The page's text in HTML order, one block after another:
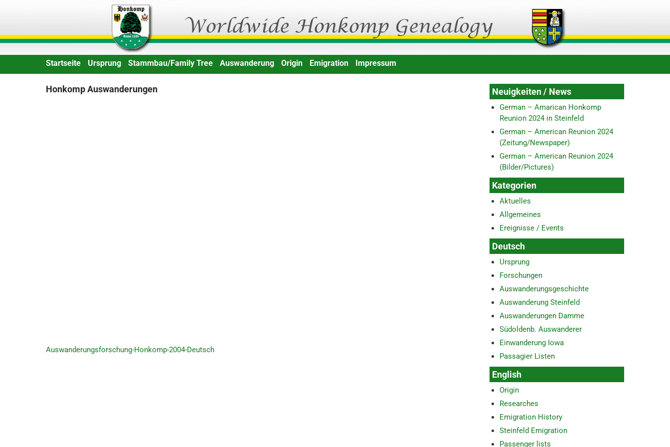
Honkomp Genealogie
Startseite Ursprung Stammbau/Family Tree Auswanderung Origin Emigration Impressum
Honkomp Auswanderungen
Auswanderungsforschung-Honkomp-2004-Deutsch
Neuigkeiten / News
German – Amarican Honkomp
Reunion 2024 in Steinfeld
German – American Reunion 2024
(Zeitung/Newspaper)
German – American Reunion 2024
(Bilder/Pictures)
Kategorien
Aktuelles
Allgemeines
Ereignisse / Events
Deutsch
Ursprung
Forschungen
Auswanderungsgeschichte
Auswanderung Steinfeld
Auswanderungen Damme
Südoldenb. Auswanderer
Einwanderung Iowa
Passagier Listen
English
Origin
Researches
Emigration History
Steinfeld Emigration
Passenger lists